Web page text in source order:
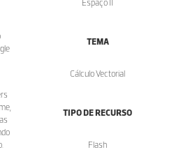
Espaço II
TEMA
Cálculo Vectorial
TIPO DE RECURSO
Flash